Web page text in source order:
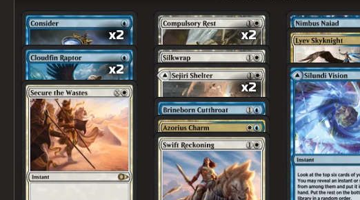
x2
x2
x2
x2